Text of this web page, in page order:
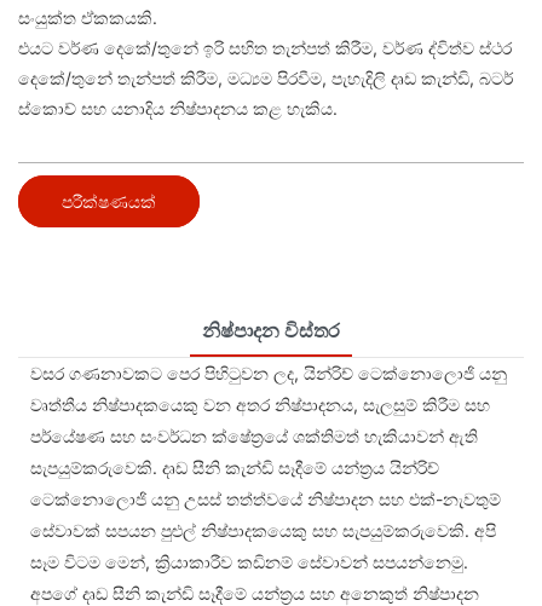
සංයුක්ත ඒකකයකි.
එයට වර්ණ දෙකේ/තුනේ ඉරි සහිත තැන්පත් කිරීම, වර්ණ ද්විත්ව ස්ථර
දෙකේ/තුනේ තැන්පත් කිරීම, මධ්‍යම පිරවීම, පැහැදිලි දෘඩ කැන්ඩි, බටර්
ස්කොච් සහ යනාදිය නිෂ්පාදනය කළ හැකිය.
පරීක්ෂණයක්
නිෂ්පාදන විස්තර
වසර ගණනාවකට පෙර පිහිටුවන ලද, යින්රිච් ටෙක්නොලොජි යනු
වෘත්තීය නිෂ්පාදකයෙකු වන අතර නිෂ්පාදනය, සැලසුම් කිරීම සහ
පර්යේෂණ සහ සංවර්ධන ක්ෂේත්‍රයේ ශක්තිමත් හැකියාවන් ඇති
සැපයුම්කරුවෙකි. දෘඩ සීනි කැන්ඩි සෑදීමේ යන්ත්‍රය යින්රිච්
ටෙක්නොලොජි යනු උසස් තත්ත්වයේ නිෂ්පාදන සහ එක්-නැවතුම්
සේවාවක් සපයන පුළුල් නිෂ්පාදකයෙකු සහ සැපයුම්කරුවෙකි. අපි
සෑම විටම මෙන්, ක්‍රියාකාරීව කඩිනම් සේවාවන් සපයන්නෙමු.
අපගේ දෘඩ සීනි කැන්ඩි සෑදීමේ යන්ත්‍රය සහ අනෙකුත් නිෂ්පාදන